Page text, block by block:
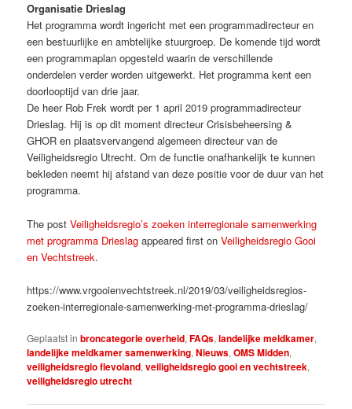
Organisatie Drieslag
Het programma wordt ingericht met een programmadirecteur en
een bestuurlijke en ambtelijke stuurgroep. De komende tijd wordt
een programmaplan opgesteld waarin de verschillende
onderdelen verder worden uitgewerkt. Het programma kent een
doorlooptijd van drie jaar.
De heer Rob Frek wordt per 1 april 2019 programmadirecteur
Drieslag. Hij is op dit moment directeur Crisisbeheersing &
GHOR en plaatsvervangend algemeen directeur van de
Veiligheidsregio Utrecht. Om de functie onafhankelijk te kunnen
bekleden neemt hij afstand van deze positie voor de duur van het
programma.
The postVeiligheidsregio’s zoeken interregionale samenwerking
met programma Drieslag appeared first onVeiligheidsregio Gooi
en Vechtstreek.
https://www.vrgooienvechtstreek.nl/2019/03/veiligheidsregios-
zoeken-interregionale-samenwerking-met-programma-drieslag/
Geplaatst in broncategorie overheid,FAQs,landelijke meldkamer,
landelijke meldkamer samenwerking,Nieuws,OMS Midden,
veiligheidsregio flevoland,veiligheidsregio gooi en vechtstreek,
veiligheidsregio utrecht